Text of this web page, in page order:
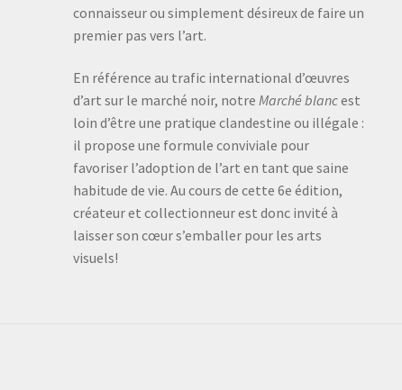
connaisseur ou simplement désireux de faire un
premier pas vers l’art.
En référence au trafic international d’œuvres
d’art sur le marché noir, notreMarché blancest
loin d’être une pratique clandestine ou illégale :
il propose une formule conviviale pour
favoriser l’adoption de l’art en tant que saine
habitude de vie. Au cours de cette 6e édition,
créateur et collectionneur est donc invité à
laisser son cœur s’emballer pour les arts
visuels!